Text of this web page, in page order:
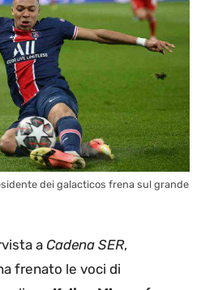
dei galacticos frena sul grande
aCadena SER,
frenato le voci di